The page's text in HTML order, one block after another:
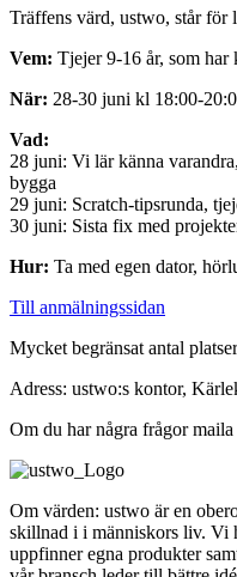
Träffens värd, ustwo, står
Vem: Tjejer 9-16 år, som
När: 28-30 juni kl 18:00-
Vad:
28 juni: Vi lär känna
bygga
29 juni: Scratch-tipsrunda,
30 juni: Sista fix med
Hur: Ta med egen dator,
Till anmälningssidan
Mycket begränsat antal
Adress: ustwo:s kontor,
Om du har några frågor
Om värden: ustwo är en
skillnad i i människors liv. Vi
uppfinner egna produkter